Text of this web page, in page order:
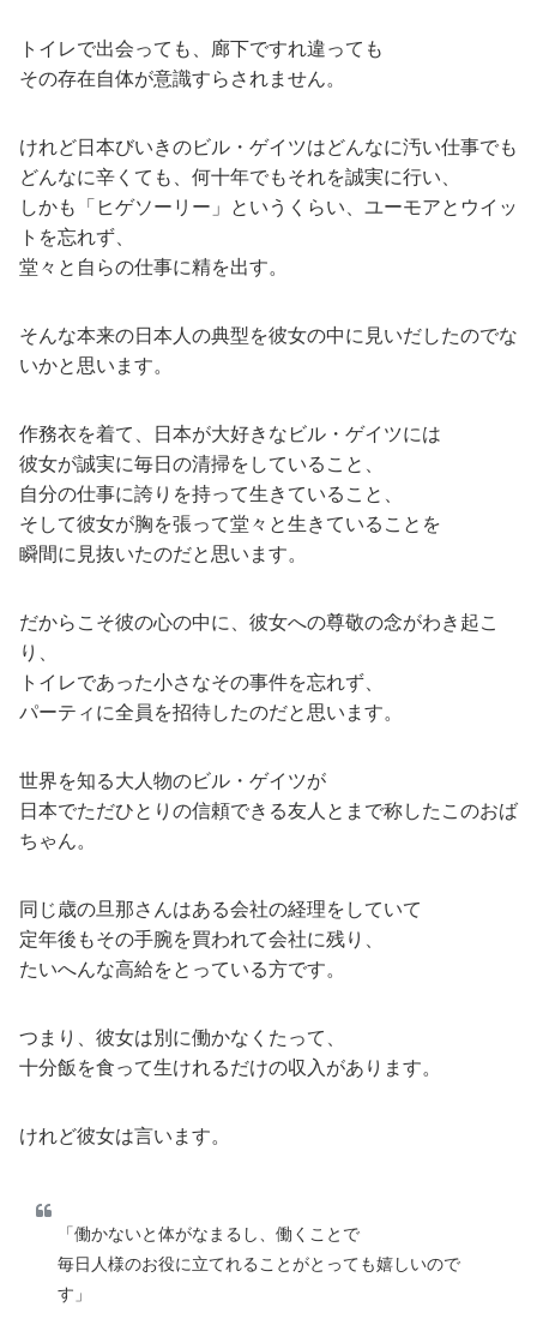
トイレで出会っても、廊下ですれ違っても
その存在自体が意識すらされません。
けれど日本びいきのビル・ゲイツはどんなに汚い仕事でも
どんなに辛くても、何十年でもそれを誠実に行い、
しかも「ヒゲソーリー」というくらい、ユーモアとウイッ
トを忘れず、
堂々と自らの仕事に精を出す。
そんな本来の日本人の典型を彼女の中に見いだしたのでな
いかと思います。
作務衣を着て、日本が大好きなビル・ゲイツには
彼女が誠実に毎日の清掃をしていること、
自分の仕事に誇りを持って生きていること、
そして彼女が胸を張って堂々と生きていることを
瞬間に見抜いたのだと思います。
だからこそ彼の心の中に、彼女への尊敬の念がわき起こ
り、
トイレであった小さなその事件を忘れず、
パーティに全員を招待したのだと思います。
世界を知る大人物のビル・ゲイツが
日本でただひとりの信頼できる友人とまで称したこのおば
ちゃん。
同じ歳の旦那さんはある会社の経理をしていて
定年後もその手腕を買われて会社に残り、
たいへんな高給をとっている方です。
つまり、彼女は別に働かなくたって、
十分飯を食って生けれるだけの収入があります。
けれど彼女は言います。
「働かないと体がなまるし、働くことで
毎日人様のお役に立てれることがとっても嬉しいので
す」